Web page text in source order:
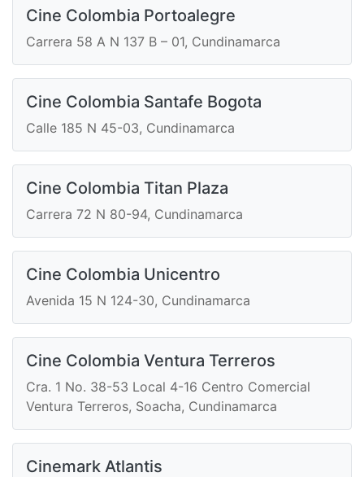
Cine Colombia Portoalegre
Carrera 58 A N 137 B – 01, Cundinamarca
Cine Colombia Santafe Bogota
Calle 185 N 45-03, Cundinamarca
Cine Colombia Titan Plaza
Carrera 72 N 80-94, Cundinamarca
Cine Colombia Unicentro
Avenida 15 N 124-30, Cundinamarca
Cine Colombia Ventura Terreros
Cra. 1 No. 38-53 Local 4-16 Centro Comercial
Ventura Terreros, Soacha, Cundinamarca
Cinemark Atlantis